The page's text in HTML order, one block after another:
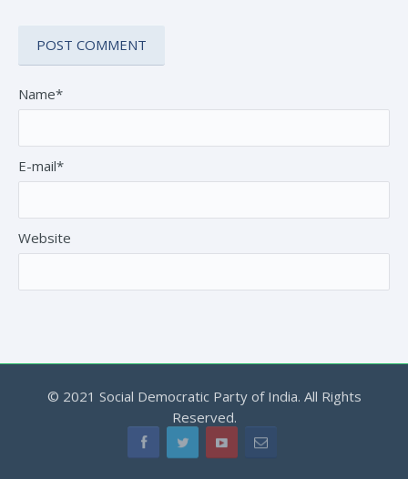
Name*
E-mail*
Website
© 2021 Social Democratic Party of India. All Rights
Reserved.